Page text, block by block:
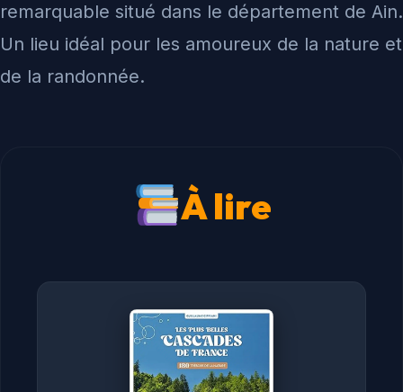
remarquable situé dans le département de Ain.
Un lieu idéal pour les amoureux de la nature et
de la randonnée.
À lire